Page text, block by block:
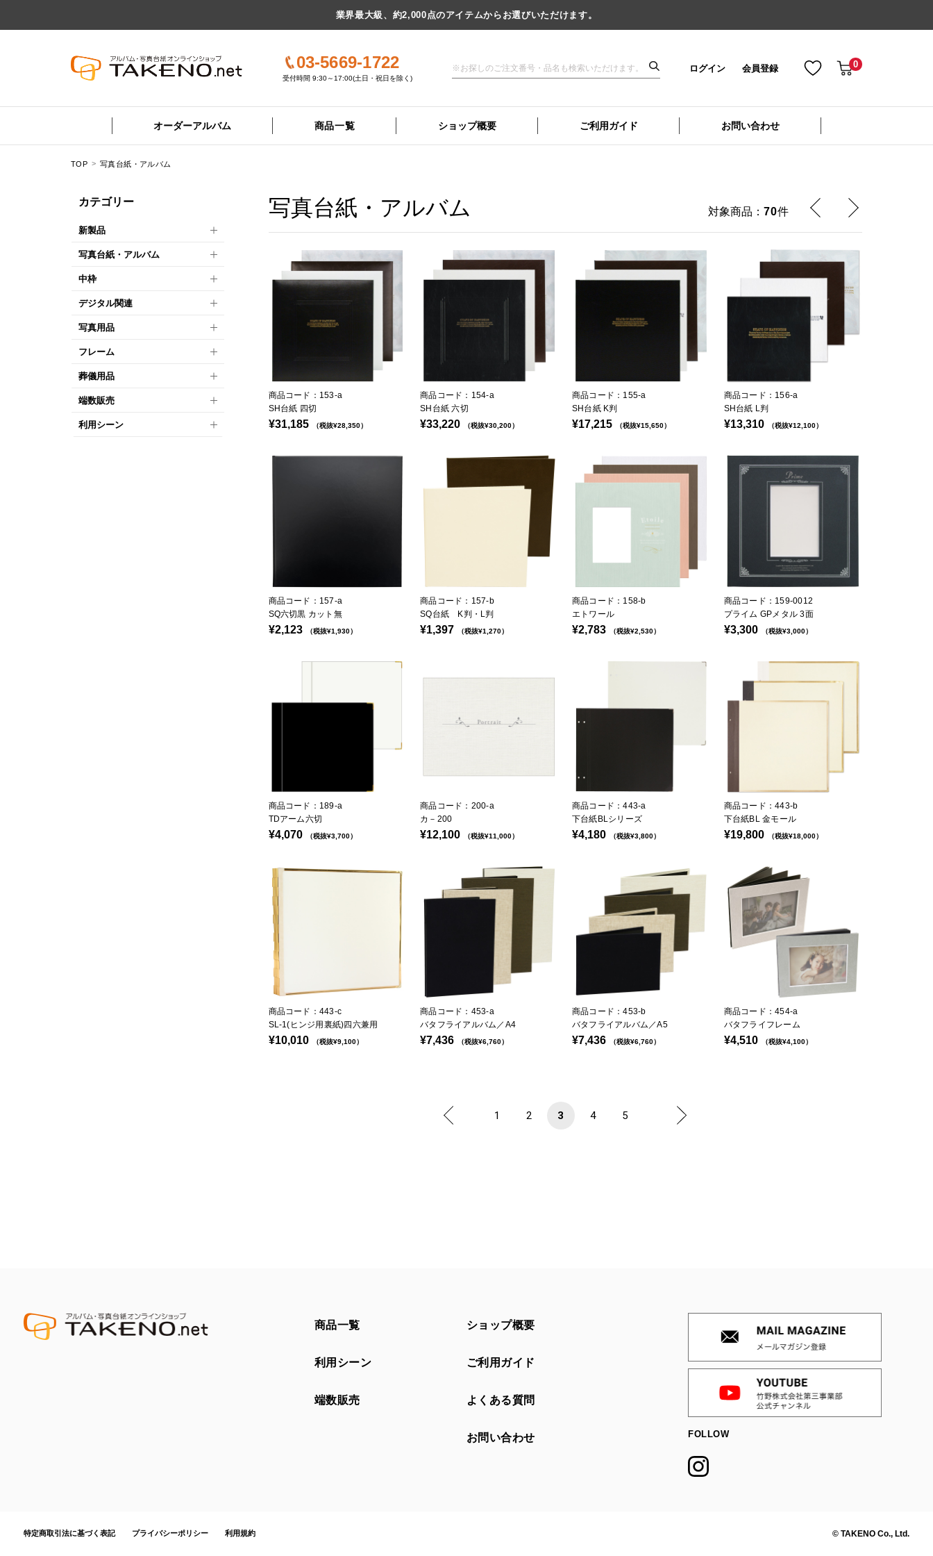
業界最大級、約2,000点のアイテムからお選びいただけます。
03-5669-1722
受付時間 9:30～17:00(土日・祝日を除く)
ログイン 会員登録 0
オーダーアルバム 商品一覧 ショップ概要 ご利用ガイド お問い合わせ
TOP 写真台紙・アルバム
カテゴリー
新製品
写真台紙・アルバム
中枠
デジタル関連
写真用品
フレーム
葬儀用品
端数販売
利用シーン
写真台紙・アルバム 対象商品：70件
商品コード：153-a
SH台紙 四切
¥31,185 （税抜¥28,350）
商品コード：154-a
SH台紙 六切
¥33,220 （税抜¥30,200）
商品コード：155-a
SH台紙 K判
¥17,215 （税抜¥15,650）
商品コード：156-a
SH台紙 L判
¥13,310 （税抜¥12,100）
商品コード：157-a
SQ六切黒 カット無
¥2,123 （税抜¥1,930）
商品コード：157-b
SQ台紙 K判・L判
¥1,397 （税抜¥1,270）
商品コード：158-b
エトワール
¥2,783 （税抜¥2,530）
商品コード：159-0012
プライム GPメタル 3面
¥3,300 （税抜¥3,000）
商品コード：189-a
TDアーム六切
¥4,070 （税抜¥3,700）
商品コード：200-a
カ－200
¥12,100 （税抜¥11,000）
商品コード：443-a
下台紙BLシリーズ
¥4,180 （税抜¥3,800）
商品コード：443-b
下台紙BL 金モール
¥19,800 （税抜¥18,000）
商品コード：443-c
SL-1(ヒンジ用裏紙)四六兼用
¥10,010 （税抜¥9,100）
商品コード：453-a
バタフライアルバム／A4
¥7,436 （税抜¥6,760）
商品コード：453-b
バタフライアルバム／A5
¥7,436 （税抜¥6,760）
商品コード：454-a
バタフライフレーム
¥4,510 （税抜¥4,100）
1 2 3 4 5
商品一覧
利用シーン
端数販売
ショップ概要
ご利用ガイド
よくある質問
お問い合わせ FOLLOW
特定商取引法に基づく表記 プライバシーポリシー 利用規約 © TAKENO Co., Ltd.